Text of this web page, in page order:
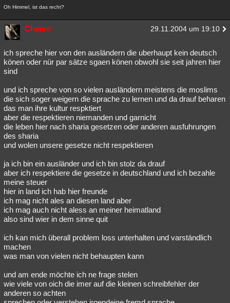
Oh Himmel, ist das recht?
Chepre 29.11.2004 um 19:10
ich spreche hier von den ausländern die uberhaupt kein deutsch
könen oder nür par sätze sgaen könen obwohl sie seit jahren hier
sind
und ich spreche von so vielen ausländern meistens die moslims
die sich soger weigern die sprache zu lernen und da drauf beharen
das man ihre kultur respktiert
aber die respektieren niemanden und garnicht
die leben hier nach sharia gesetzen oder anderen ausfuhrungen
des sharia
und wolen unsere gesetze nicht respektieren
ja ich bin ein ausländer und ich bin stolz da drauf
aber ich respektiere die gesetze in deutschland und ich bezahle
meine steuer
hier in land ich hab hier freunde
ich mag nicht ales an diesen land aber
ich mag auch nicht aless an meiner heimatland
also sind wier in dem sinne quit
ich kan mich überall problem loss unterhalten und varständlich
machen
was man von vielen nicht behaupten kann
und am ende möchte ich ne frage stelen
wie viele von oich die imer auf die kleinen schreibfehler der
anderen so achten